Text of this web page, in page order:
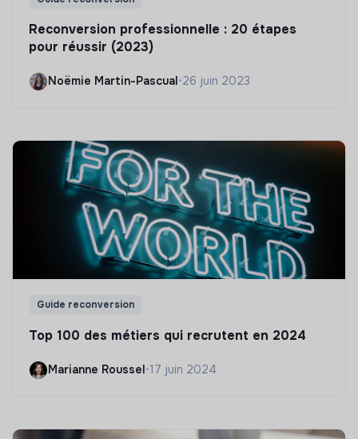
Reconversion professionnelle : 20 étapes
pour réussir (2023)
Noëmie Martin-Pascual •26 juin 2023
Guide reconversion
Top 100 des métiers qui recrutent en 2024
Marianne Roussel•17 juin 2024